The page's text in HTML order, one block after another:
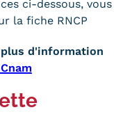
ci-dessous, vous
la fiche RNCP
d'information